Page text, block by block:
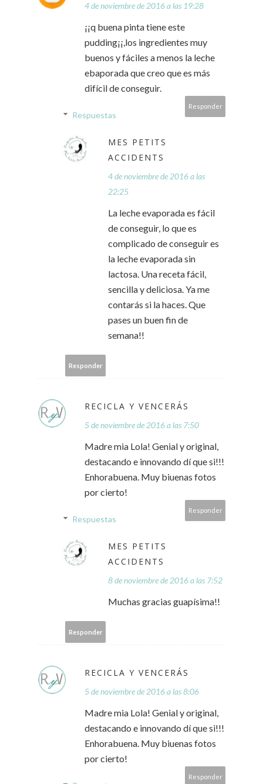
4 de noviembre de 2016 a las 19:28
¡¡q buena pinta tiene este
pudding¡¡,los ingredientes muy
buenos y fáciles a menos la leche
ebaporada que creo que es más
difícil de conseguir.
Responder
Respuestas
MES PETITS
ACCIDENTS
4 de noviembre de 2016 a las
22:25
La leche evaporada es fácil
de conseguir, lo que es
complicado de conseguir es
la leche evaporada sin
lactosa. Una receta fácil,
sencilla y deliciosa. Ya me
contarás si la haces. Que
pases un buen fin de
semana!!
Responder
RECICLA Y VENCERÁS
5 de noviembre de 2016 a las 7:50
Madre mia Lola! Genial y original,
destacando e innovando dí que si!!!
Enhorabuena. Muy biuenas fotos
por cierto!
Responder
Respuestas
MES PETITS
ACCIDENTS
8 de noviembre de 2016 a las 7:52
Muchas gracias guapísima!!
Responder
RECICLA Y VENCERÁS
5 de noviembre de 2016 a las 8:06
Madre mia Lola! Genial y original,
destacando e innovando dí que si!!!
Enhorabuena. Muy biuenas fotos
por cierto!
Responder